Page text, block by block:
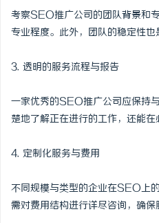
考察SEO推广公司的团队背景和
专业程度。此外，团队的稳定性
3. 透明的服务流程与报告
一家优秀的SEO推广公司应保持
楚地了解正在进行的工作，还能在
4. 定制化服务与费用
不同规模与类型的企业在SEO上
需对费用结构进行详尽咨询，确